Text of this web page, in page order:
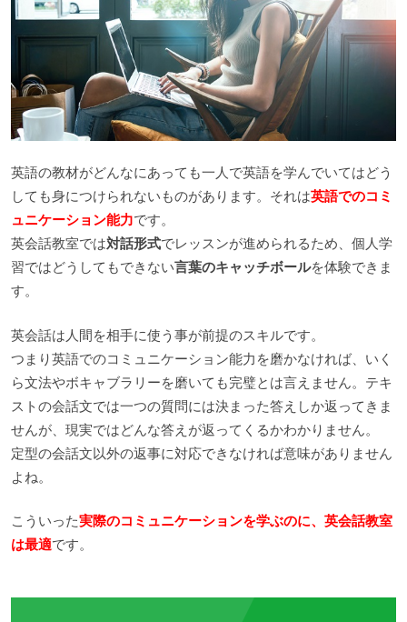
英語の教材がどんなにあっても一人で英語を学んでいてはどう
しても身につけられないものがあります。それは英語でのコミ
ュニケーション能力です。
英会話教室では対話形式でレッスンが進められるため、個人学
習ではどうしてもできない言葉のキャッチボールを体験できま
す。
英会話は人間を相手に使う事が前提のスキルです。
つまり英語でのコミュニケーション能力を磨かなければ、いく
ら文法やボキャブラリーを磨いても完璧とは言えません。テキ
ストの会話文では一つの質問には決まった答えしか返ってきま
せんが、現実ではどんな答えが返ってくるかわかりません。
定型の会話文以外の返事に対応できなければ意味がありません
よね。
こういった実際のコミュニケーションを学ぶのに、英会話教室
は最適です。